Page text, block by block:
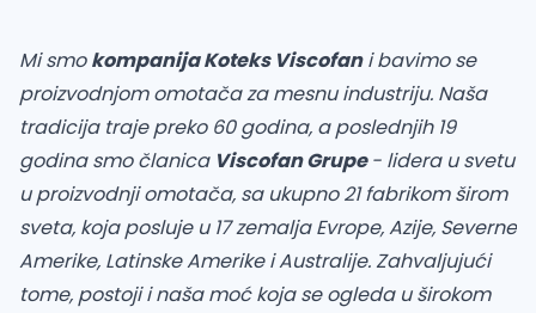
Mi smokompanija Koteks Viscofani bavimo se
proizvodnjom omotača za mesnu industriju. Naša
tradicija traje preko 60 godina, a poslednjih 19
godina smo članica Viscofan Grupe- lidera u svetu
u proizvodnji omotača, sa ukupno 21 fabrikom širom
sveta, koja posluje u 17 zemalja Evrope, Azije, Severne
Amerike, Latinske Amerike i Australije. Zahvaljujući
tome, postoji i naša moć koja se ogleda u širokom